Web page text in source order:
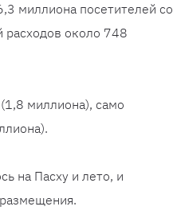
миллиона посетителей со
расходов около 748
миллиона), само
на Пасху и лето, и